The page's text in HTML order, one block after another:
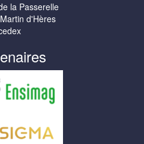
la Passerelle
d'Hères